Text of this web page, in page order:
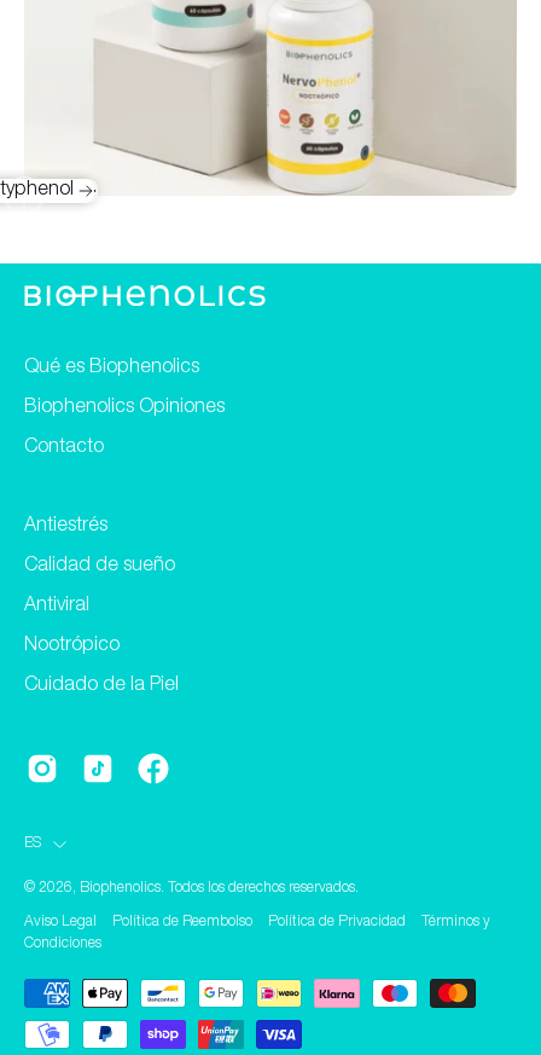
Qué es Biophenolics
Biophenolics Opiniones
Contacto
Antiestrés
Calidad de sueño
Antiviral
Nootrópico
Cuidado de la Piel
Idioma
ES
© 2026, Biophenolics. Todos los derechos reservados.
Aviso Legal Política de Reembolso Política de Privacidad
Términos y
Condiciones